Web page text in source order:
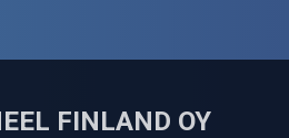
FINLAND OY